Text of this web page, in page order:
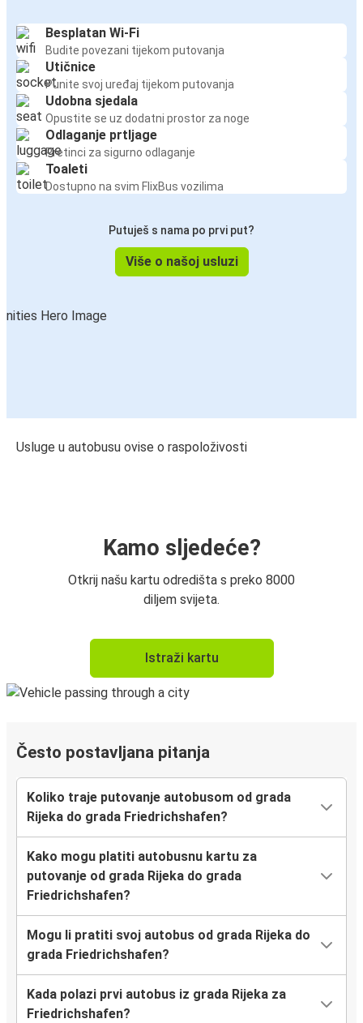
Besplatan Wi-Fi
Budite povezani tijekom putovanja
Utičnice
Punite svoj uređaj tijekom putovanja
Udobna sjedala
Opustite se uz dodatni prostor za noge
Odlaganje prtljage
Pretinci za sigurno odlaganje
Toaleti
Dostupno na svim FlixBus vozilima
Putuješ s nama po prvi put?
Više o našoj usluzi
Usluge u autobusu ovise o raspoloživosti
Kamo sljedeće?
Otkrij našu kartu odredišta s preko 8000
diljem svijeta.
Istraži kartu
Često postavljana pitanja
Koliko traje putovanje autobusom od grada
Rijeka do grada Friedrichshafen?
Kako mogu platiti autobusnu kartu za
putovanje od grada Rijeka do grada
Friedrichshafen?
Mogu li pratiti svoj autobus od grada Rijeka do
grada Friedrichshafen?
Kada polazi prvi autobus iz grada Rijeka za
Friedrichshafen?